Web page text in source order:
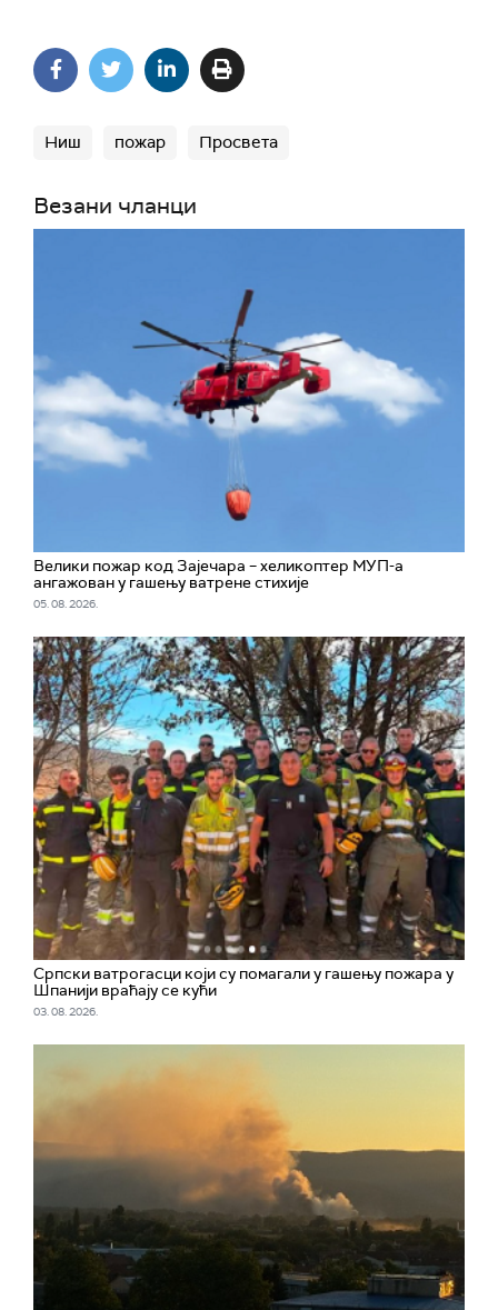
Ниш пожар Просвета
Везани чланци
Велики пожар код Зајечара – хеликоптер МУП-а
ангажован у гашењу ватрене стихије
05. 08. 2026.
Српски ватрогасци који су помагали у гашењу пожара у
Шпанији враћају се кући
03. 08. 2026.